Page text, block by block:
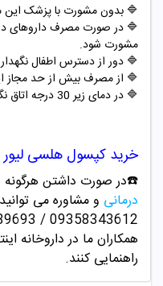
🔷 بدون مشورت با پزشک این
🔷 در صورت مصرف داروهای
مشورت شود.
🔷 دور از دسترس اطفال
🔷 از مصرف بیش از حد مجاز
🔷 در دمای زیر 30 درجه اتاق نگهداری شود
خرید کپسول هلسی
☎️در صورت داشتن هرگونه
درمانی و مشاوره می
09358343612 / 02165389693
همکاران ما در داروخانه
راهنمایی کنند.